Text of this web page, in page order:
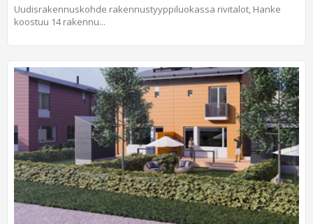
Uudisrakennuskohde rakennustyyppiluokassa rivitalot, Hanke
koostuu 14 rakennu...